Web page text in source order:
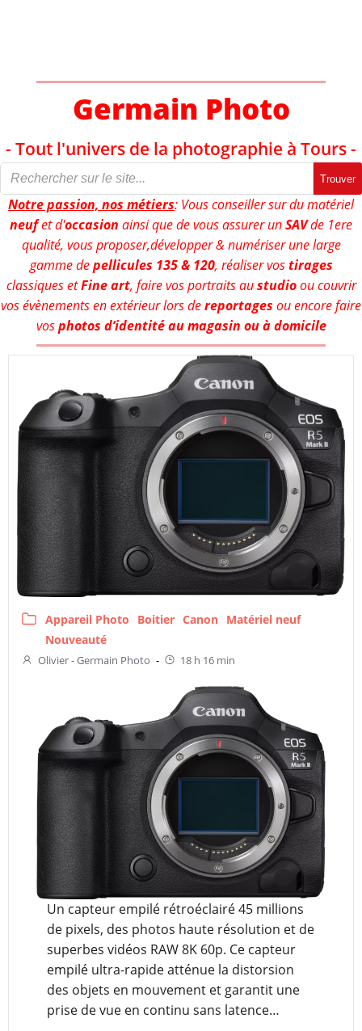
Germain Photo
- Tout l'univers de la photographie à Tours -
Trouver
Notre passion, nos métiers: Vous conseiller sur du matériel
neufet d'occasion ainsi que de vous assurer unSAVde 1ere
qualité, vous proposer,développer & numériser une large
gamme depellicules 135 & 120, réaliser vostirages
classiques etFine art, faire vos portraits austudioou couvrir
vos évènements en extérieur lors dereportages ou encore faire
vosphotos d’identité au magasin ou à domicile
Appareil Photo Boitier Canon Matériel neuf
Nouveauté
Olivier - Germain Photo - 18 h 16 min
Un capteur empilé rétroéclairé 45 millions
de pixels, des photos haute résolution et de
superbes vidéos RAW 8K 60p. Ce capteur
empilé ultra-rapide atténue la distorsion
des objets en mouvement et garantit une
prise de vue en continu sans latence…